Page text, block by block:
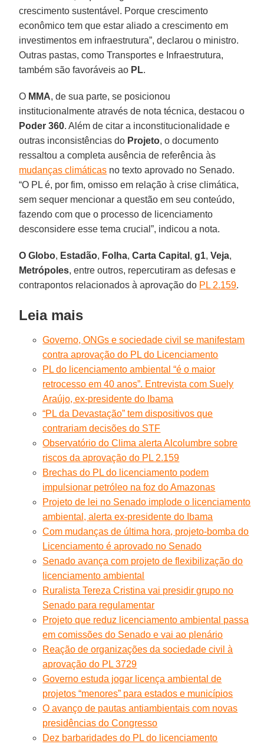
crescimento sustentável. Porque crescimento
econômico tem que estar aliado a crescimento em
investimentos em infraestrutura”, declarou o ministro.
Outras pastas, como Transportes e Infraestrutura,
também são favoráveis ao PL.
O MMA, de sua parte, se posicionou
institucionalmente através de nota técnica, destacou o
Poder 360. Além de citar a inconstitucionalidade e
outras inconsistências do Projeto, o documento
ressaltou a completa ausência de referência às
mudanças climáticas no texto aprovado no Senado.
“O PL é, por fim, omisso em relação à crise climática,
sem sequer mencionar a questão em seu conteúdo,
fazendo com que o processo de licenciamento
desconsidere esse tema crucial”, indicou a nota.
O Globo, Estadão, Folha,Carta Capital ,g1,Veja,
Metrópoles, entre outros, repercutiram as defesas e
contrapontos relacionados à aprovação do PL 2.159.
Leia mais
Governo, ONGs e sociedade civil se manifestam
contra aprovação do PL do Licenciamento
PL do licenciamento ambiental “é o maior
retrocesso em 40 anos”. Entrevista com Suely
Araújo, ex-presidente do Ibama
“PL da Devastação” tem dispositivos que
contrariam decisões do STF
Observatório do Clima alerta Alcolumbre sobre
riscos da aprovação do PL 2.159
Brechas do PL do licenciamento podem
impulsionar petróleo na foz do Amazonas
Projeto de lei no Senado implode o licenciamento
ambiental, alerta ex-presidente do Ibama
Com mudanças de última hora, projeto-bomba do
Licenciamento é aprovado no Senado
Senado avança com projeto de flexibilização do
licenciamento ambiental
Ruralista Tereza Cristina vai presidir grupo no
Senado para regulamentar
Projeto que reduz licenciamento ambiental passa
em comissões do Senado e vai ao plenário
Reação de organizações da sociedade civil à
aprovação do PL 3729
Governo estuda jogar licença ambiental de
projetos “menores” para estados e municípios
O avanço de pautas antiambientais com novas
presidências do Congresso
Dez barbaridades do PL do licenciamento